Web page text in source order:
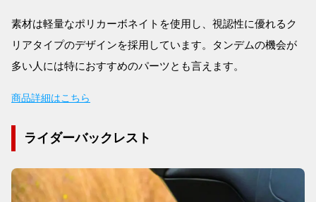
素材は軽量なポリカーボネイトを使用し、視認性に優れるク
リアタイプのデザインを採用しています。タンデムの機会が
多い人には特におすすめのパーツとも言えます。
商品詳細はこちら
ライダーバックレスト